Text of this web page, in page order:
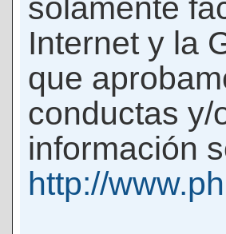
solamente
Internet y la
que
conductas y/
información
http://